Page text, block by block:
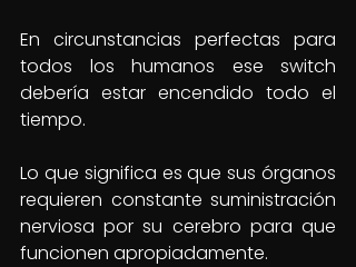
En circunstancias perfectas para
todos los humanos ese switch
debería estar encendido todo el
tiempo.
Lo que significa es que sus órganos
requieren constante suministración
nerviosa por su cerebro para que
funcionen apropiadamente.